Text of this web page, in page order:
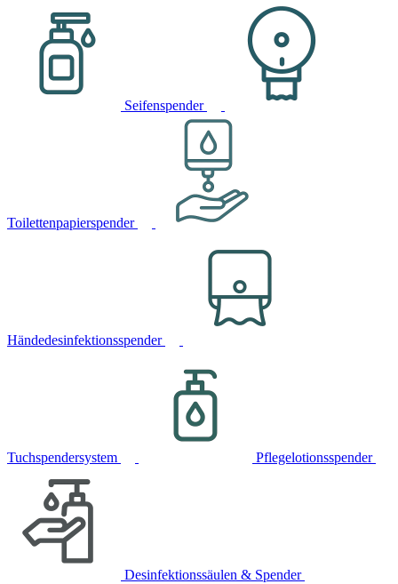
Seifenspender
Toilettenpapierspender
Händedesinfektionsspender
Tuchspendersystem Pflegelotionsspender
Desinfektionssäulen & Spender